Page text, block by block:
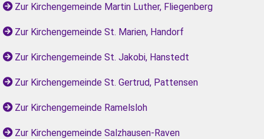
Zur Kirchengemeinde Martin Luther, Fliegenberg
Zur Kirchengemeinde St. Marien, Handorf
Zur Kirchengemeinde St. Jakobi, Hanstedt
Zur Kirchengemeinde St. Gertrud, Pattensen
Zur Kirchengemeinde Ramelsloh
Zur Kirchengemeinde Salzhausen-Raven